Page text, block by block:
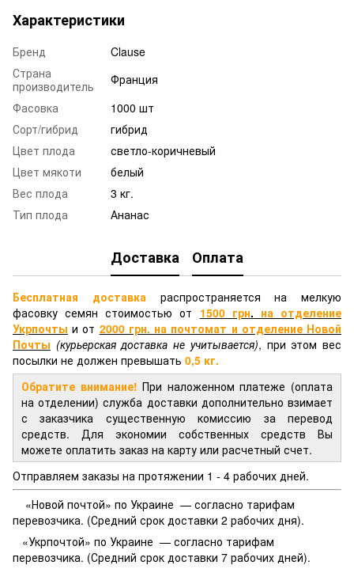
Характеристики
Бренд
Clause
Страна
производитель
Франция
Фасовка
1000 шт
Сорт/гибрид
гибрид
Цвет плода
светло-коричневый
Цвет мякоти
белый
Вес плода
3 кг.
Тип плода
Ананас
Доставка Оплата
Бесплатная доставка распространяется на мелкую
фасовку семян стоимостью от 1500 грн. на отделение
Укрпочты и от 2000 грн. на почтомат и отделение Новой
Почты (курьерская доставка не учитывается), при этом вес
посылки не должен превышать 0,5 кг.
Обратите внимание!При наложенном платеже (оплата
на отделении) служба доставки дополнительно взимает
с заказчика существенную комиссию за перевод
средств. Для экономии собственных средств Вы
можете оплатить заказ на карту или расчетный счет.
Отправляем заказы на протяжении 1 - 4 рабочих дней.
«Новой почтой» по Украине — согласно тарифам
перевозчика. (Средний срок доставки 2 рабочих дня).
«Укрпочтой» по Украине — согласно тарифам
перевозчика. (Средний срок доставки 7 рабочих дней).